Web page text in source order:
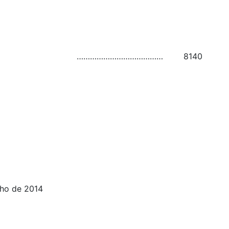
………………………………… 8140
de 2014